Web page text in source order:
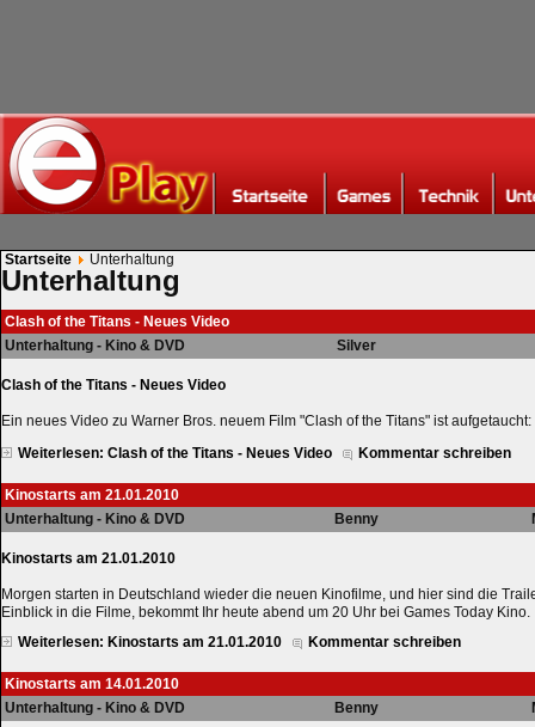
Startseite Unterhaltung
Unterhaltung
Clash of the Titans - Neues Video
Unterhaltung - Kino & DVD
Silver
Clash of the Titans - Neues Video
Ein neues Video zu Warner Bros. neuem Film "Clash of the Titans" ist aufgetaucht:
Weiterlesen: Clash of the Titans - Neues Video
Kommentar schreiben
Kinostarts am 21.01.2010
Unterhaltung - Kino & DVD
Benny
Kinostarts am 21.01.2010
Morgen starten in Deutschland wieder die neuen Kinofilme, und hier sind die
Einblick in die Filme, bekommt Ihr heute abend um 20 Uhr bei Games Today Kino.
Weiterlesen: Kinostarts am 21.01.2010
Kommentar schreiben
Kinostarts am 14.01.2010
Unterhaltung - Kino & DVD
Benny